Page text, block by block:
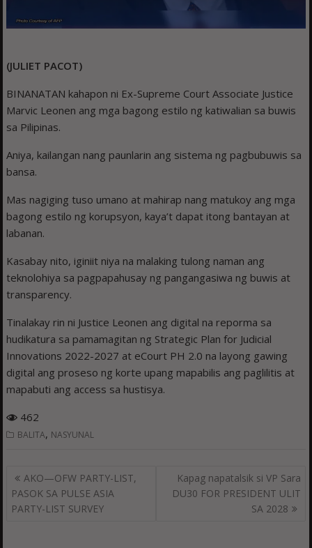
(JULIET PACOT)
BINANATAN kahapon ni Ex-Supreme Court Associate Justice
Marvic Leonen ang mga bagong estilo ng katiwalian sa buwis
sa Pilipinas.
Aniya, kailangan nang paunlarin ang sistema ng pagbubuwis sa
bansa.
Mas nagiging tuso umano at mahirap nang matukoy ang mga
bagong estilo ng korupsyon, kaya’t dapat itong bantayan at
labanan.
Kasabay nito, iginiit niya na malaking tulong naman ang
teknolohiya sa pagpapahusay ng pangangasiwa ng buwis at
transparency.
Tinalakay rin ni Justice Leonen ang digital na reporma sa
hudikatura sa pamamagitan ng Strategic Plan for Judicial
Innovations 2022-2027 at eCourt PH 2.0 na layong gawing
digital ang proseso ng korte upang mapabilis ang paglilitis at
mapabuti ang access sa hustisya.
462
BALITA, NASYUNAL
Post
navigation
AKO—OFW PARTY-LIST,
PASOK SA PULSE ASIA
PARTY-LIST SURVEY
Kapag napatalsik si VP Sara
DU30 FOR PRESIDENT ULIT
SA 2028